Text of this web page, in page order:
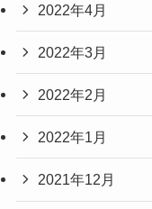
2022年4月
2022年3月
2022年2月
2022年1月
2021年12月